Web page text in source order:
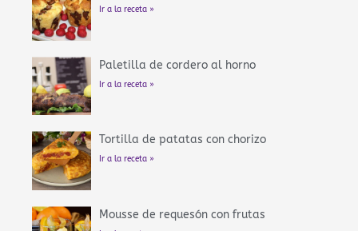
Ir a la receta »
Paletilla de cordero al horno
Ir a la receta »
Tortilla de patatas con chorizo
Ir a la receta »
Mousse de requesón con frutas